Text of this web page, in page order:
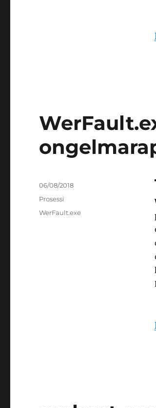
Julkaistu
06/08/2018
Kategoriat
Prosessi
Avainsanat
WerFault.exe